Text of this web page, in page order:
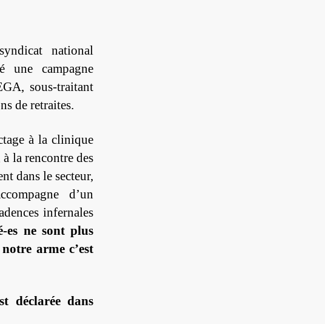
national
une campagne
sous-traitant
de retraites.
à la clinique
la rencontre des
dans le secteur,
d’un
infernales
es ne sont plus
arme c’est
déclarée dans